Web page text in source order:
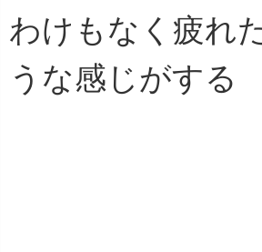
わけもなく疲れ
うな感じがする